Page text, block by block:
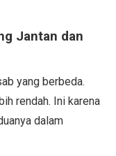
Jantan dan
yang berbeda.
rendah. Ini karena
dalam